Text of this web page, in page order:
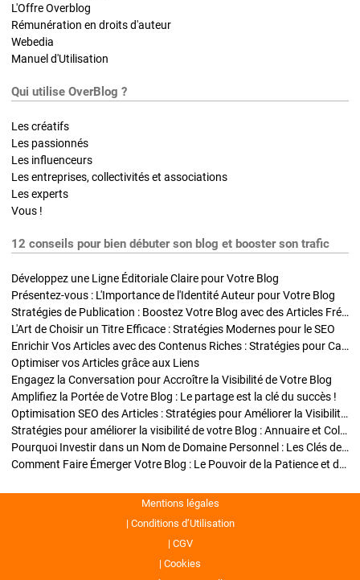
L'Offre Overblog
Rémunération en droits d'auteur
Webedia
Manuel d'Utilisation
Qui utilise OverBlog ?
Les créatifs
Les passionnés
Les influenceurs
Les entreprises, collectivités et associations
Les experts
Vous !
12 conseils pour bien débuter son blog et booster son trafic
Développez une Ligne Éditoriale Claire pour Votre Blog
Présentez-vous : L'Importance de l'Identité Auteur pour Votre Blog
Stratégies de Publication : Boostez Votre Blog avec des Articles Fréquents et Exclusifs
L'Art de Choisir un Titre Efficace : Stratégies Modernes pour le SEO
Enrichir Vos Articles avec des Contenus Riches : Stratégies pour Captiver et Optimiser
Optimiser vos Articles grâce aux Liens
Engagez la Conversation pour Accroître la Visibilité de Votre Blog
Amplifiez la Portée de Votre Blog : Le partage est la clé du succès !
Optimisation SEO des Articles : Stratégies pour Améliorer la Visibilité de Votre Blog
Stratégies pour améliorer la visibilité de votre Blog : Annuaire et Collaborations
Pourquoi Investir dans un Nom de Domaine Personnel : Les Clés de la Réussite de Votre Blog
Comment Faire Émerger Votre Blog : Le Pouvoir de la Patience et de la Persévérance
Mentions légales
Conditions d’Utilisation
CGV
Cookies